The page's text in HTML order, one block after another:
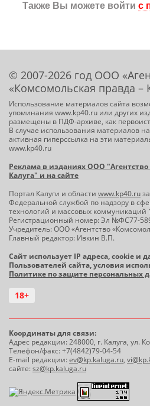
Также Вы можете войти с
© 2007-2026 год ООО
«Комсомольская правда –
Использование материалов сайта
упоминания www.kp40.ru или других
размещены в ПДФ-архиве, как
В случае использования материалов
активная гиперссылка на эти
www.kp40.ru
Реклама в изданиях ООО
Калуга" и на сайте
Портал Калуги и области www.kp40.ru
Федеральной службой по надзору в
технологий и массовых коммуникаций
Регистрационный номер: Эл №ФС77-
Учредитель: ООО «Агентство
Главный редактор: Ивкин В.П.
Сайт использует IP адреса, cookie и
Пользователей сайта, условия
Политике по защите персональных
18+
Координаты для связи:
Адрес редакции: 248000, г. Калуга, ул.
Телефон/факс: +7(4842)79-04-54
E-mail редакции:ev@kp.kaluga.ru,
сайте:sz@kp.kaluga.ru